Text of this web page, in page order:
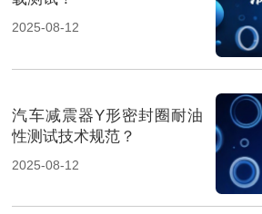
2025-08-12
汽车减震器Y形密封圈耐油
性测试技术规范？
2025-08-12